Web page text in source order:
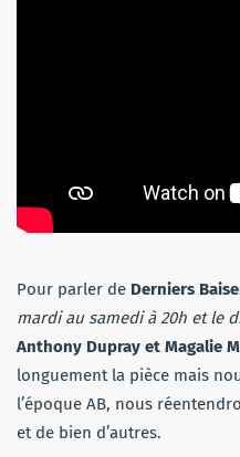
Pour parler de Derniers
mardi au samedi à 20h et le
Anthony Dupray et Magalie
longuement la pièce mais
l’époque AB, nous
et de bien d’autres.